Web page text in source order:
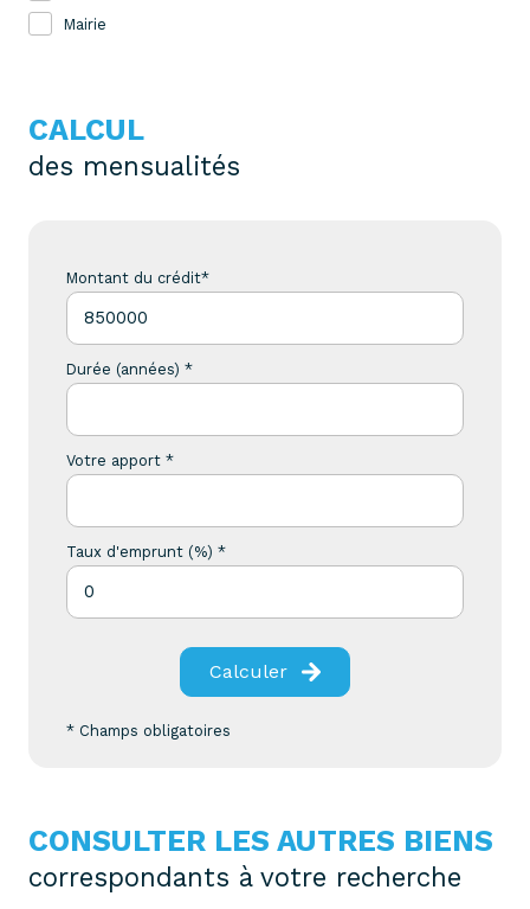
Mairie
CALCUL
des mensualités
Montant du crédit*
Durée (années) *
Votre apport *
Taux d'emprunt (%) *
Calculer
* Champs obligatoires
CONSULTER LES AUTRES BIENS
correspondants à votre recherche